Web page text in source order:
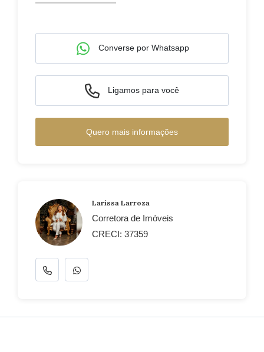
Converse por Whatsapp
Ligamos para você
Quero mais informações
Larissa Larroza
Corretora de Imóveis
CRECI: 37359